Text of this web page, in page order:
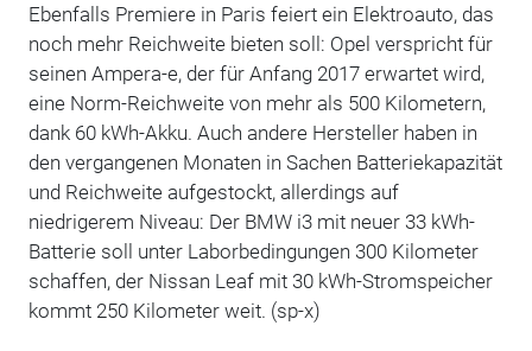
Ebenfalls Premiere in Paris feiert ein Elektroauto, das
noch mehr Reichweite bieten soll: Opel verspricht für
seinen Ampera-e, der für Anfang 2017 erwartet wird,
eine Norm-Reichweite von mehr als 500 Kilometern,
dank 60 kWh-Akku. Auch andere Hersteller haben in
den vergangenen Monaten in Sachen Batteriekapazität
und Reichweite aufgestockt, allerdings auf
niedrigerem Niveau: Der BMW i3 mit neuer 33 kWh-
Batterie soll unter Laborbedingungen 300 Kilometer
schaffen, der Nissan Leaf mit 30 kWh-Stromspeicher
kommt 250 Kilometer weit. (sp-x)